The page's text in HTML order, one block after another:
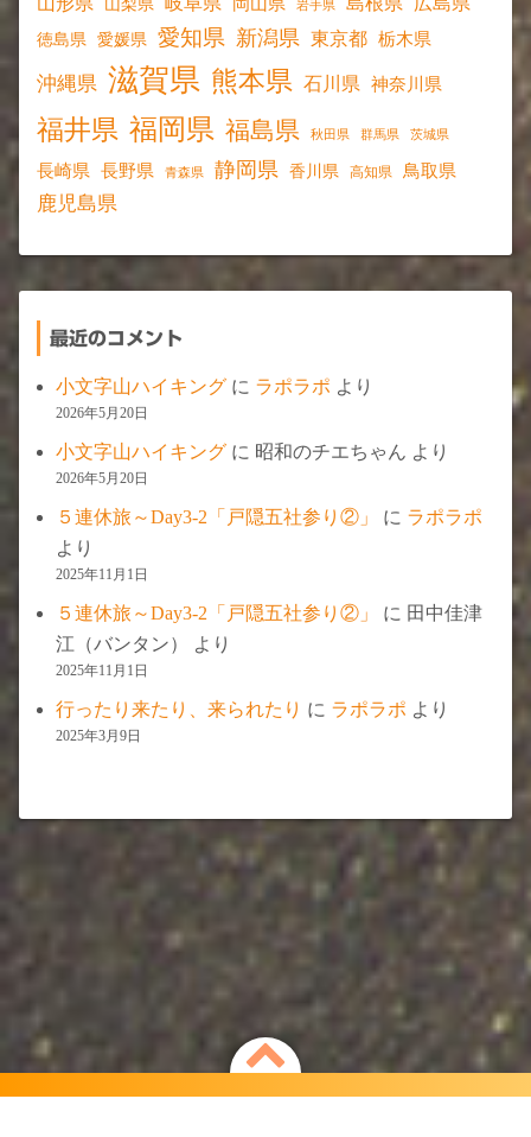
山梨県 岩手県
徳島県 愛媛県 愛知県 新潟県 東京都 栃木県
沖縄県 滋賀県 熊本県 石川県 神奈川県
福井県 福岡県 福島県 秋田県 群馬県 茨城県
長崎県 長野県 青森県 静岡県 香川県 高知県 鳥取県
鹿児島県
最近のコメント
小文字山ハイキング に ラポラポ より
2026年5月20日
小文字山ハイキング に 昭和のチエちゃん より
2026年5月20日
５連休旅～Day3-2「戸隠五社参り②」 に ラポラポ
より
2025年11月1日
５連休旅～Day3-2「戸隠五社参り②」 に 田中佳津
江（バンタン）
より
2025年11月1日
行ったり来たり、来られたり に ラポラポ より
2025年3月9日